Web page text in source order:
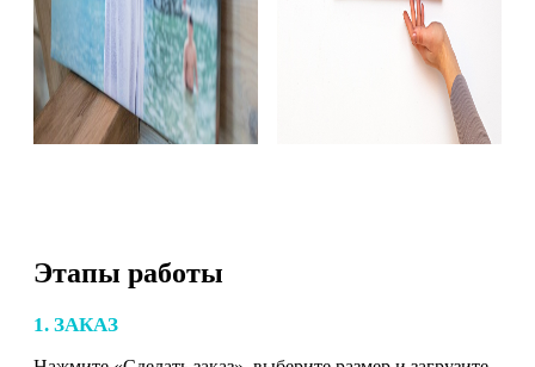
Этапы работы
1. ЗАКАЗ